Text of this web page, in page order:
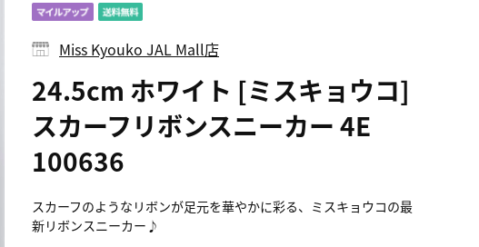
Miss Kyouko JAL Mall店
24.5cm ホワイト [ミスキョウコ]
スカーフリボンスニーカー 4E
100636
スカーフのようなリボンが足元を華やかに彩る、ミスキョウコの最
新リボンスニーカー♪